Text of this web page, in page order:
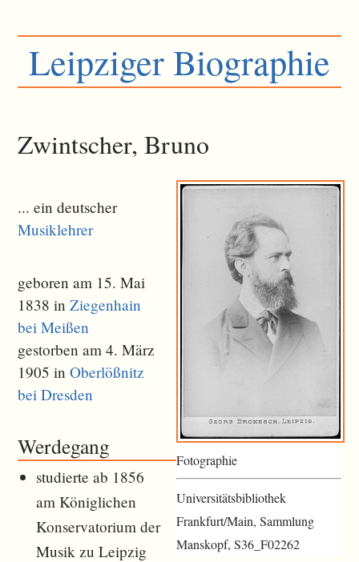
Leipziger Biographie
Zwintscher, Bruno
Fotographie
Universitätsbibliothek
Frankfurt/Main, Sammlung
Manskopf, S36_F02262
... ein deutscher
Musiklehrer
geboren am 15. Mai
1838 inZiegenhain
bei Meißen
gestorben am 4. März
1905 inOberlößnitz
bei Dresden
Werdegang
studierte ab 1856
am Königlichen
Konservatorium der
Musik zu Leipzig